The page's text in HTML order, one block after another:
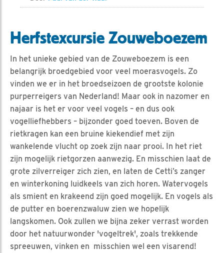
Herfstexcursie Zouweboezem
In het unieke gebied van de Zouweboezem is een
belangrijk broedgebied voor veel moerasvogels. Zo
vinden we er in het broedseizoen de grootste kolonie
purperreigers van Nederland! Maar ook in nazomer en
najaar is het er voor veel vogels – en dus ook
vogelliefhebbers – bijzonder goed toeven. Boven de
rietkragen kan een bruine kiekendief met zijn
wankelende vlucht op zoek zijn naar prooi. In het riet
zijn mogelijk rietgorzen aanwezig. En misschien laat de
grote zilverreiger zich zien, en laten de Cetti’s zanger
en winterkoning luidkeels van zich horen. Watervogels
als smient en krakeend zijn goed mogelijk. En vogels als
de putter en boerenzwaluw zien we hopelijk
langskomen. Ook zullen we bijna zeker verrast worden
door het natuurwonder 'vogeltrek', zoals trekkende
spreeuwen, vinken en misschien wel een visarend!